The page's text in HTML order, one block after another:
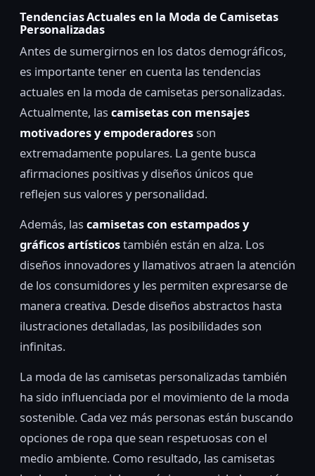
Tendencias Actuales en la Moda de Camisetas
Personalizadas
Antes de sumergirnos en los datos demográficos,
es importante tener en cuenta las tendencias
actuales en la moda de camisetas personalizadas.
Actualmente, las camisetas con mensajes
motivadores y empoderadoresson
extremadamente populares. La gente busca
afirmaciones positivas y diseños únicos que
reflejen sus valores y personalidad.
Además, las camisetas con estampados y
gráficos artísticostambién están en alza. Los
diseños innovadores y llamativos atraen la atención
de los consumidores y les permiten expresarse de
manera creativa. Desde diseños abstractos hasta
ilustraciones detalladas, las posibilidades son
infinitas.
La moda de las camisetas personalizadas también
ha sido influenciada por el movimiento de la moda
sostenible. Cada vez más personas están buscando
opciones de ropa que sean respetuosas con el
medio ambiente. Como resultado, las camisetas